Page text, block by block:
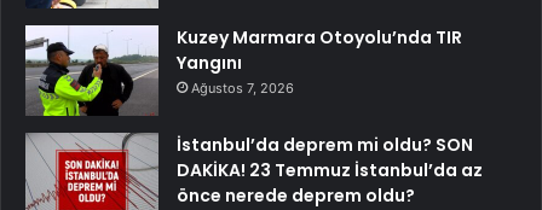
Kuzey Marmara Otoyolu’nda TIR
Yangını
Ağustos 7, 2026
İstanbul’da deprem mi oldu? SON
DAKİKA! 23 Temmuz İstanbul’da az
önce nerede deprem oldu?